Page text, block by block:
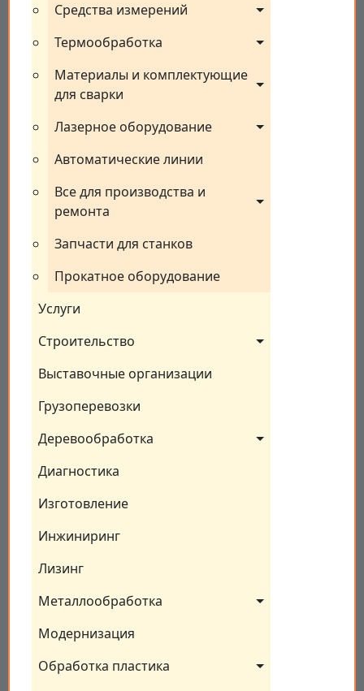
Средства измерений
Термообработка
Материалы и комплектующие
для сварки
Лазерное оборудование
Автоматические линии
Все для производства и
ремонта
Запчасти для станков
Прокатное оборудование
Услуги
Строительство
Выставочные организации
Грузоперевозки
Деревообработка
Диагностика
Изготовление
Инжиниринг
Лизинг
Металлообработка
Модернизация
Обработка пластика